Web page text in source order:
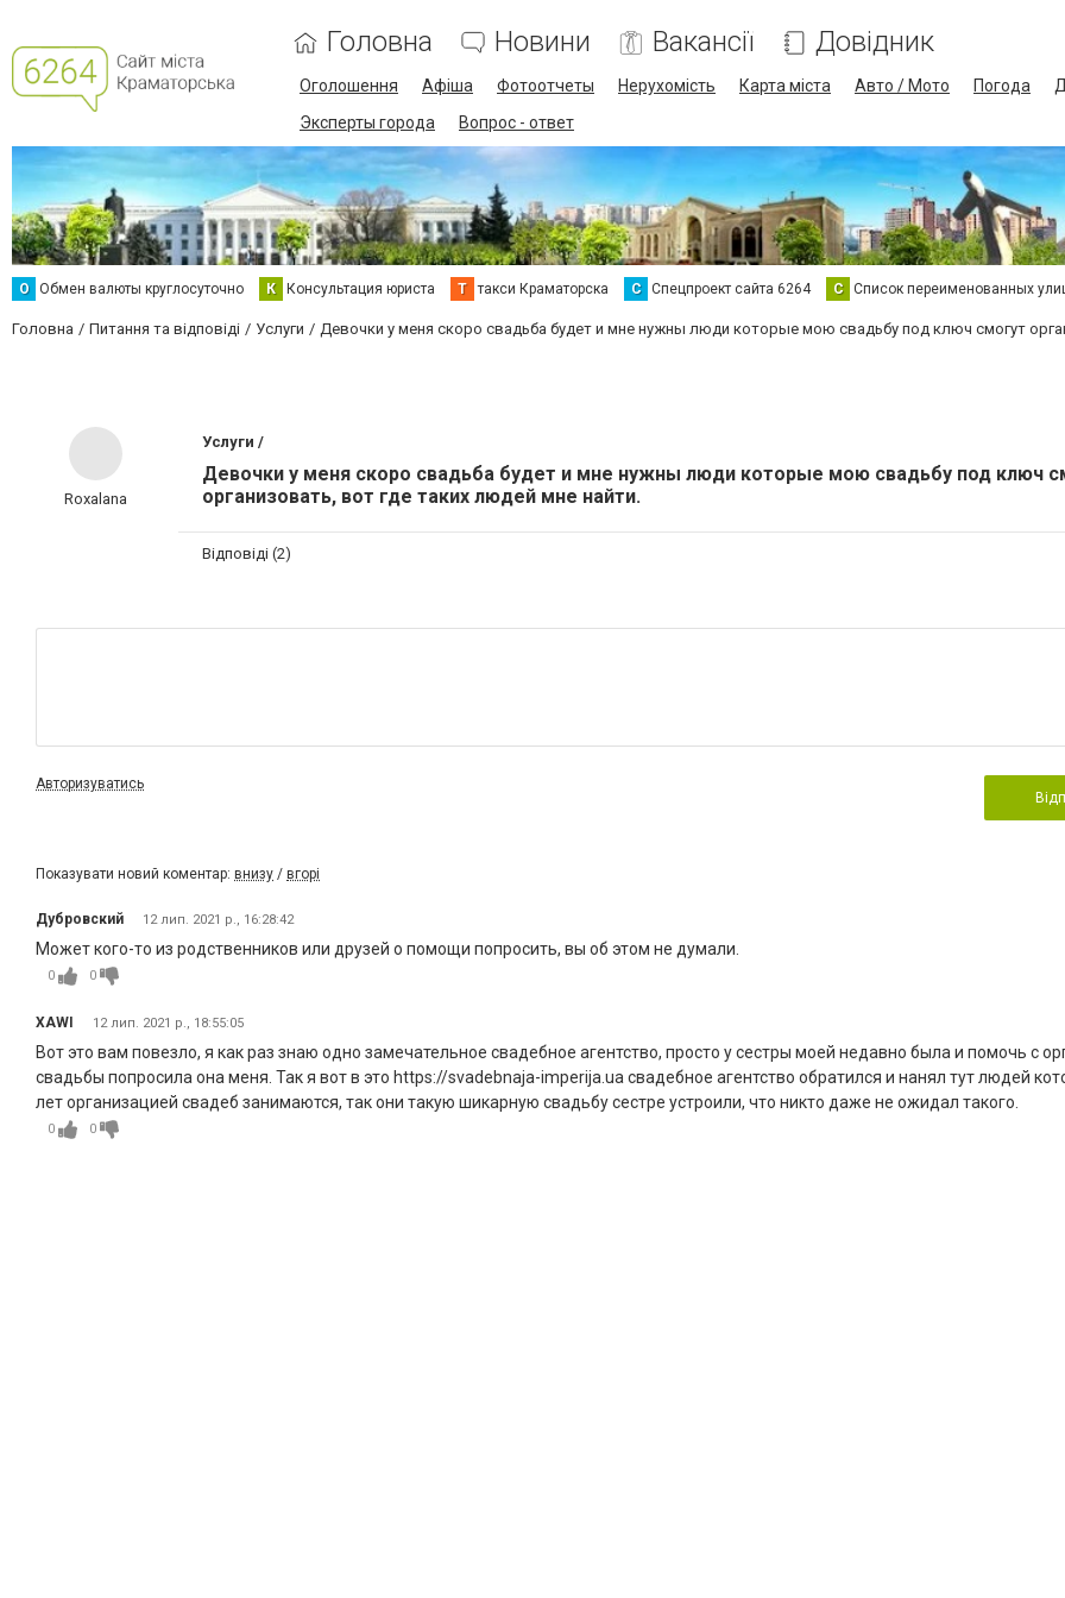
Головна Новини Вакансії Довідник
Оголошення Афіша Фотоотчеты Нерухомість Карта міста Авто / Мото Погода
Эксперты города
Вопрос - ответ
О Обмен валюты круглосуточно К Консультация юриста Т такси Краматорска С Спецпроект сайта 6264 С Список переименованных
Головна Питання та відповіді Услуги Девочки у меня скоро свадьба будет и мне нужны люди которые мою свадьбу под ключ смогут
Roxalana
Услуги /
Девочки у меня скоро свадьба будет и мне нужны люди которые мою свадьбу под ключ
организовать, вот где таких людей мне найти.
Відповіді (2)
Авторизуватись
Показувати новий коментар: внизу / вгорі
Дубровский 12 лип. 2021 р., 16:28:42
Может кого-то из родственников или друзей о помощи попросить, вы об этом не думали.
0 0
XAWI 12 лип. 2021 р., 18:55:05
Вот это вам повезло, я как раз знаю одно замечательное свадебное агентство, просто у сестры моей недавно была и помочь с
свадьбы попросила она меня. Так я вот в это https://svadebnaja-imperija.ua свадебное агентство обратился и нанял тут людей
лет организацией свадеб занимаются, так они такую шикарную свадьбу сестре устроили, что никто даже не ожидал такого.
0 0